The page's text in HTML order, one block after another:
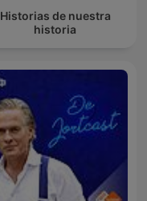
Historias de nuestra
historia